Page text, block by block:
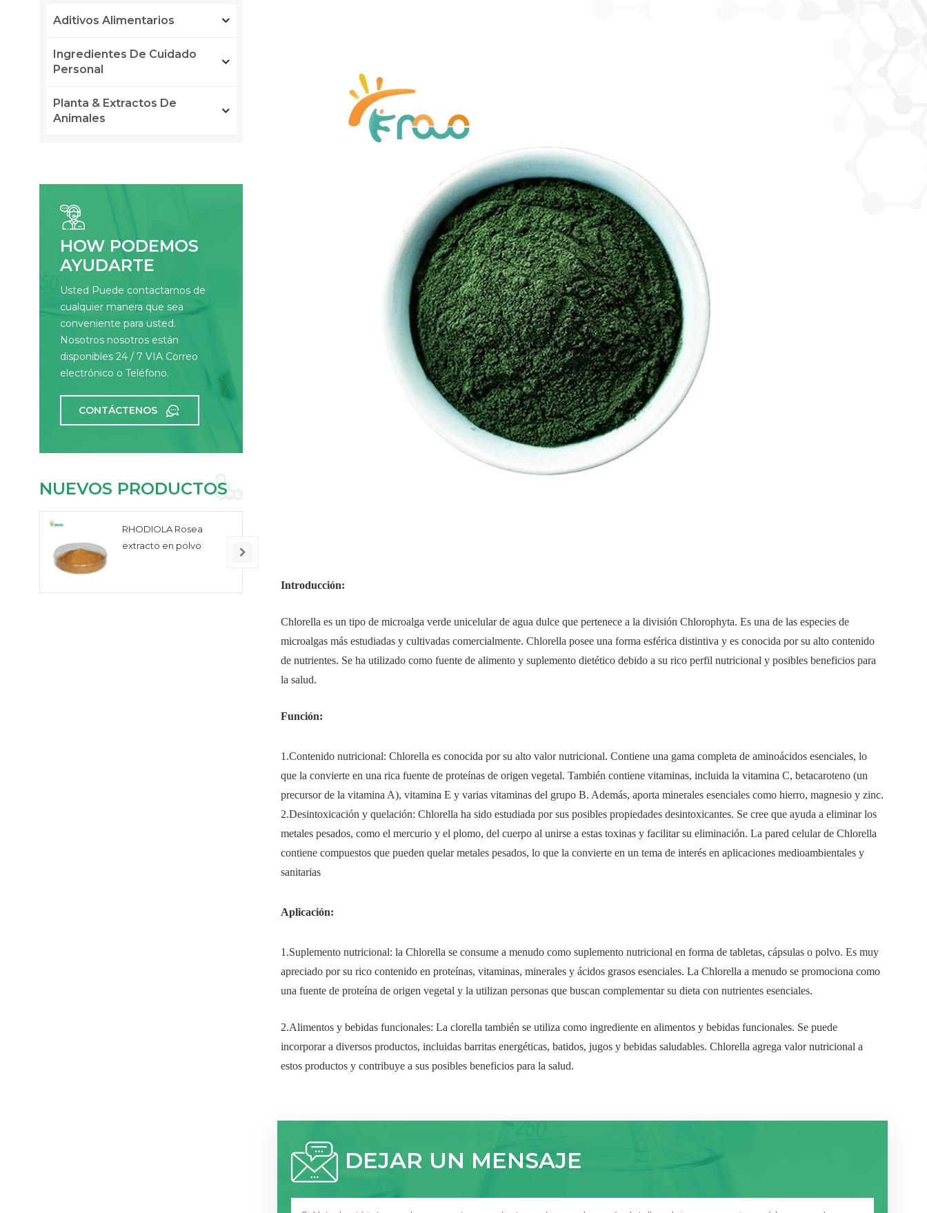
Introducción:
Chlorella es un tipo de microalga verde unicelular de agua dulce que pertenece a la división Chlorophyta. Es una de las especies de
microalgas más estudiadas y cultivadas comercialmente. Chlorella posee una forma esférica distintiva y es conocida por su alto contenido
de nutrientes. Se ha utilizado como fuente de alimento y suplemento dietético debido a su rico perfil nutricional y posibles beneficios para
la salud.
Función:
1.Contenido nutricional: Chlorella es conocida por su alto valor nutricional. Contiene una gama completa de aminoácidos esenciales, lo
que la convierte en una rica fuente de proteínas de origen vegetal. También contiene vitaminas, incluida la vitamina C, betacaroteno (un
precursor de la vitamina A), vitamina E y varias vitaminas del grupo B. Además, aporta minerales esenciales como hierro, magnesio y zinc.
2.Desintoxicación y quelación: Chlorella ha sido estudiada por sus posibles propiedades desintoxicantes. Se cree que ayuda a eliminar los
metales pesados, como el mercurio y el plomo, del cuerpo al unirse a estas toxinas y facilitar su eliminación. La pared celular de Chlorella
contiene compuestos que pueden quelar metales pesados, lo que la convierte en un tema de interés en aplicaciones medioambientales y
sanitarias
Aplicación:
1.Suplemento nutricional: la Chlorella se consume a menudo como suplemento nutricional en forma de tabletas, cápsulas o polvo. Es muy
apreciado por su rico contenido en proteínas, vitaminas, minerales y ácidos grasos esenciales. La Chlorella a menudo se promociona como
una fuente de proteína de origen vegetal y la utilizan personas que buscan complementar su dieta con nutrientes esenciales.
2.Alimentos y bebidas funcionales: La clorella también se utiliza como ingrediente en alimentos y bebidas funcionales. Se puede
incorporar a diversos productos, incluidas barritas energéticas, batidos, jugos y bebidas saludables. Chlorella agrega valor nutricional a
estos productos y contribuye a sus posibles beneficios para la salud.
DEJAR UN MENSAJE
Aditivos Alimentarios
Ingredientes De Cuidado
Personal
Planta & Extractos De
Animales
HOW PODEMOS
AYUDARTE
Usted Puede contactarnos de
cualquier manera que sea
conveniente para usted.
Nosotros nosotros están
disponibles 24 / 7 VIA Correo
electrónico o Teléfono.
CONTÁCTENOS
NUEVOS PRODUCTOS
RHODIOLA Rosea
extracto en polvo